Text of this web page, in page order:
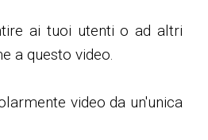
ai tuoi utenti o ad altri
a questo video.
video da un'unica